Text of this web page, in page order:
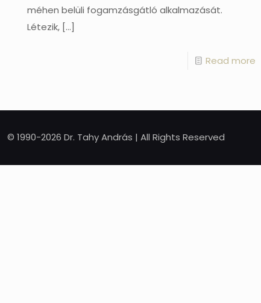
méhen belüli fogamzásgátló alkalmazását.
Létezik, […]
Read more
© 1990-2026 Dr. Tahy András | All Rights Reserved